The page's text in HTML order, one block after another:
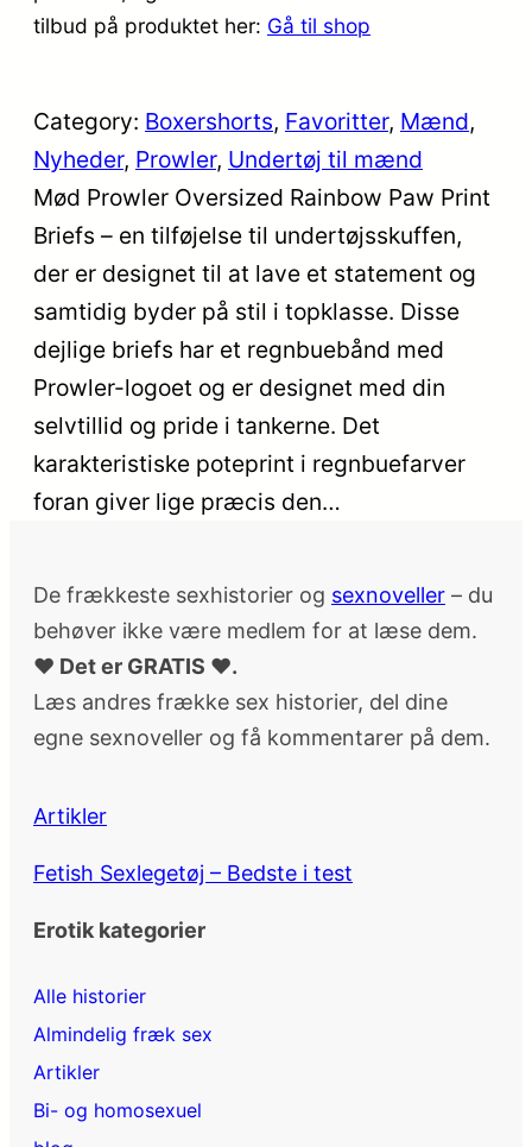
tilbud på produktet her: Gå til shop
Category: Boxershorts, Favoritter, Mænd
Nyheder, Prowler, Undertøj til mænd
Mød Prowler Oversized Rainbow Paw Print
Briefs – en tilføjelse til undertøjsskuffen,
der er designet til at lave et statement og
samtidig byder på stil i topklasse. Disse
dejlige briefs har et regnbuebånd med
Prowler-logoet og er designet med din
selvtillid og pride i tankerne. Det
karakteristiske poteprint i regnbuefarver
foran giver lige præcis den…
De frækkeste sexhistorier og sexnoveller – du
behøver ikke være medlem for at læse dem.
♥ Det er GRATIS ♥.
Læs andres frække sex historier, del dine
egne sexnoveller og få kommentarer på dem.
Artikler
Fetish Sexlegetøj – Bedste i test
Erotik kategorier
Alle historier
Almindelig fræk sex
Artikler
Bi- og homosexuel